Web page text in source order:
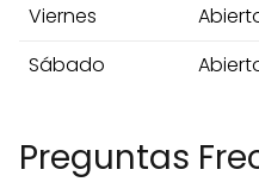
Viernes
Sábado
Preguntas